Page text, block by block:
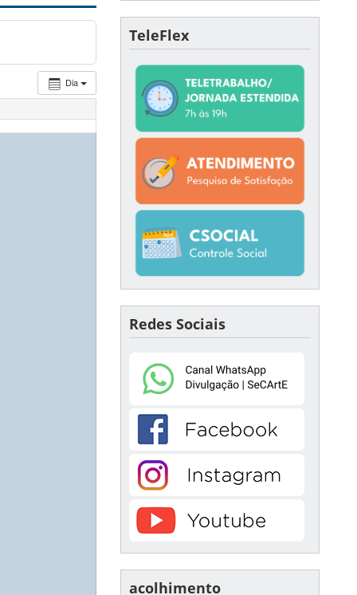
Dia
TeleFlex
Redes Sociais
acolhimento